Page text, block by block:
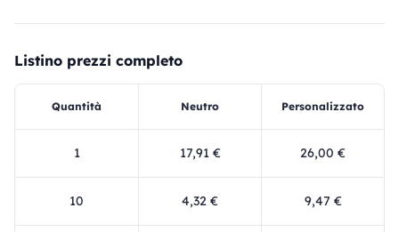
Listino prezzi completo
Quantità Neutro Personalizzato
1 17,91 € 26,00 €
10 4,32 € 9,47 €